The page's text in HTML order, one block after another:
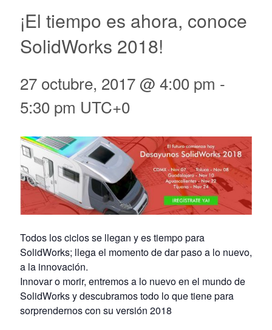
¡El tiempo es ahora, conoce
SolidWorks 2018!
27 octubre, 2017 @ 4:00 pm -
5:30 pm UTC+0
Todos los ciclos se llegan y es tiempo para
SolidWorks; llega el momento de dar paso a lo nuevo,
a la innovación.
Innovar o morir, entremos a lo nuevo en el mundo de
SolidWorks y descubramos todo lo que tiene para
sorprendernos con su versión 2018